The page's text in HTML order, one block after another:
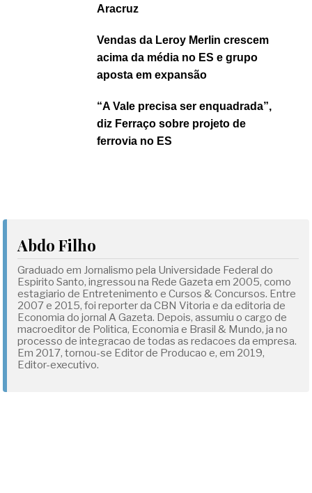
Aracruz
Vendas da Leroy Merlin crescem
acima da média no ES e grupo
aposta em expansão
“A Vale precisa ser enquadrada”,
diz Ferraço sobre projeto de
ferrovia no ES
Abdo Filho
Graduado em Jornalismo pela Universidade Federal do
Espirito Santo, ingressou na Rede Gazeta em 2005, como
estagiario de Entretenimento e Cursos & Concursos. Entre
2007 e 2015, foi reporter da CBN Vitoria e da editoria de
Economia do jornal A Gazeta. Depois, assumiu o cargo de
macroeditor de Politica, Economia e Brasil & Mundo, ja no
processo de integracao de todas as redacoes da empresa.
Em 2017, tornou-se Editor de Producao e, em 2019,
Editor-executivo.